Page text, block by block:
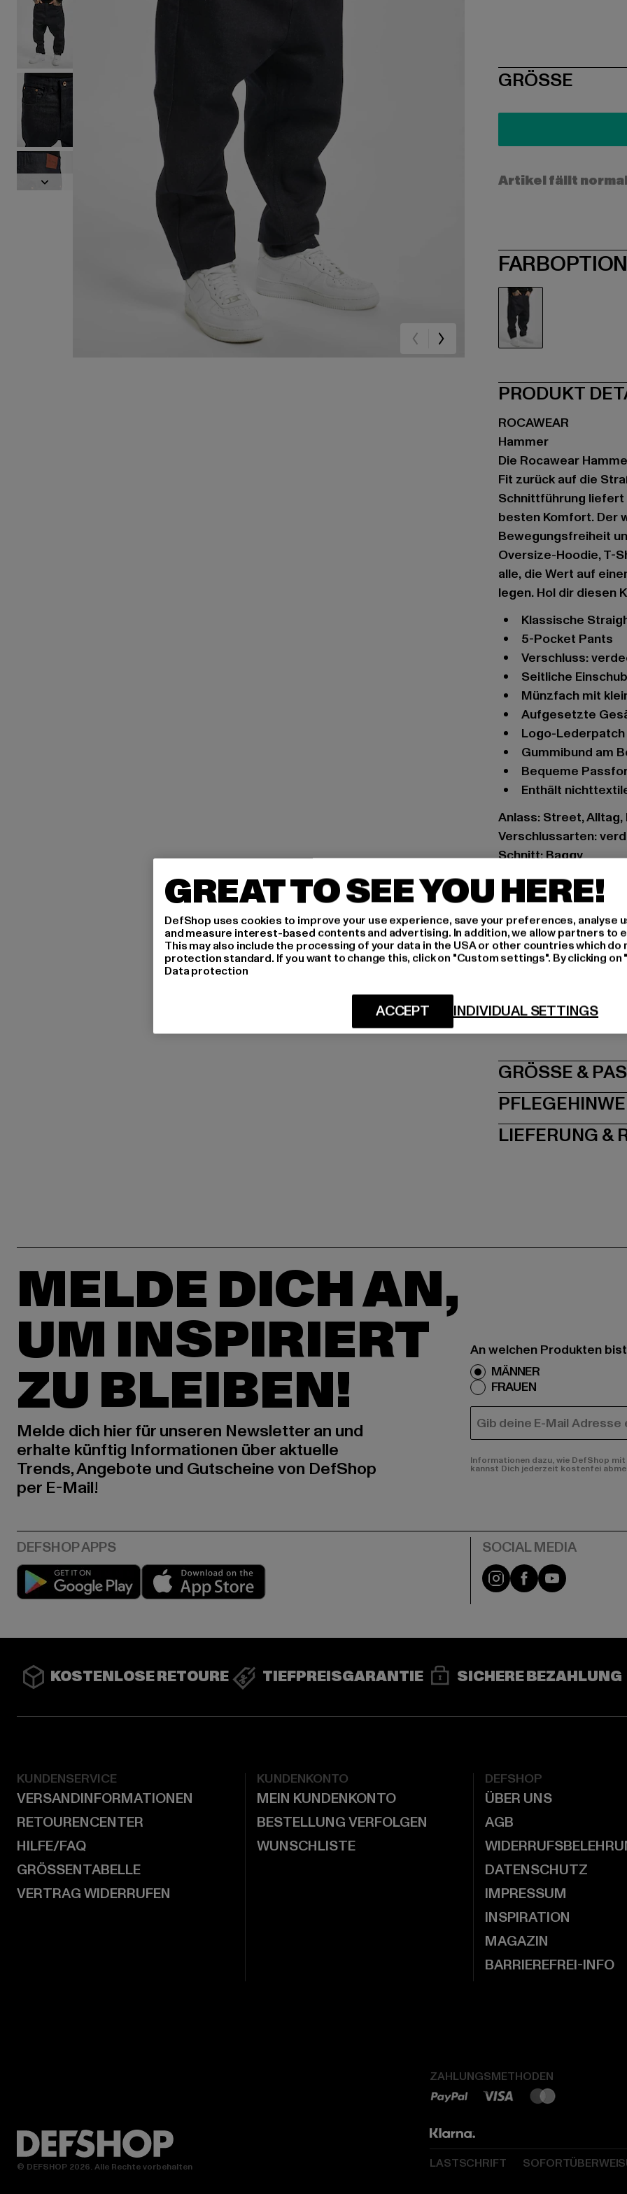
SIZE
GRÖSSE
Artikel fällt
PRODUKT
ROCAWEAR
Hammer
Die Rocawear
Fit zurück auf die
Schnittführung liefert
besten Komfort. Der
Bewegungsfreiheit
Oversize-Hoodie, T-
alle, die Wert auf
legen. Hol dir diesen
klassische
5-Pocket Pants
Verschluss:
seitliche
Münzfach mit
aufgesetzte
Logo-
Gummibund am
bequeme
Enthält
Anlass: Street,
Verschlussarten:
Schnitt: Baggy
Marke: Rocawear
Kat.: Anti Fit Jeans
Farbe: indigo
Hersteller Farbe: raw
Art.Nr: RWJS021-01896
Hersteller: TB
Dr.-Robert-Murjahn-
GRÖSSE
LIEFERUNG &
MELDE DICH AN,
UM INSPIRIERT
ZU BLEIBEN!
Melde dich hier für unseren Newsletter an und
erhalte künftig Informationen über aktuelle
Trends, Angebote und Gutscheine von DefShop
per E-Mail!
An welchen Produkten
MÄNNER
FRAUEN
E-MAIL
Informationen dazu, wie DefShop
kannst Dich jederzeit kostenfei
Play market Instagram
FacebookYouTube
KOSTENLOSE RETOURE TIEFPREISGARANTIE SICHERE BEZAHLUNG
KUNDENSERVICE
VERSANDINFORMATIONEN
RETOURENCENTER
HILFE/FAQ
GRÖSSENTABELLE
VERTRAG WIDERRUFEN
KUNDENKONTO
MEIN KUNDENKONTO
BESTELLUNG VERFOLGEN
WUNSCHLISTE
DEFSHOP
ÜBER UNS
AGB
DATENSCHUTZ
IMPRESSUM
INSPIRATION
MAGAZIN
BARRIEREFREI-INFO
ZAHLUNGSMETHODEN
LASTSCHRIFT
© DEFSHOP 2026. Alle Rechte vorbehalten
GREAT TO SEE YOU HERE!
DefShop uses cookies to improve your use experience, save your preferences, analyse
and measure interest-based contents and advertising. In addition, we allow partners to
This may also include the processing of your data in the USA or other countries which do
protection standard. If you want to change this, click on "Custom settings". By clicking
Data protection
INDIVIDUAL SETTINGS
ACCEPT